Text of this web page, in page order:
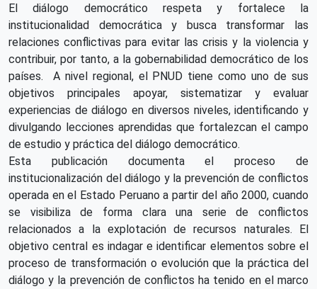
El diálogo democrático respeta y fortalece la
institucionalidad democrática y busca transformar las
relaciones conflictivas para evitar las crisis y la violencia y
contribuir, por tanto, a la gobernabilidad democrático de los
países. A nivel regional, el PNUD tiene como uno de sus
objetivos principales apoyar, sistematizar y evaluar
experiencias de diálogo en diversos niveles, identificando y
divulgando lecciones aprendidas que fortalezcan el campo
de estudio y práctica del diálogo democrático.
Esta publicación documenta el proceso de
institucionalización del diálogo y la prevención de conflictos
operada en el Estado Peruano a partir del año 2000, cuando
se visibiliza de forma clara una serie de conflictos
relacionados a la explotación de recursos naturales. El
objetivo central es indagar e identificar elementos sobre el
proceso de transformación o evolución que la práctica del
diálogo y la prevención de conflictos ha tenido en el marco